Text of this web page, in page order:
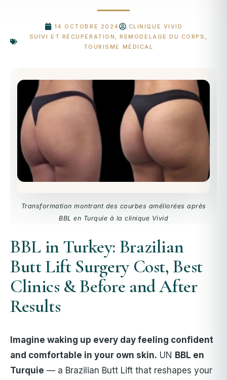
14 OCTOBRE 2024
CLINIQUE VIVID
SUIVI ET RÉCUPÉRATION ,REMODELAGE DU CORPS ,
TOURISME MÉDICAL
Transformation montrant des courbes améliorées après
BBL en Turquie à la clinique Vivid
BBL in Turkey: Brazilian
Butt Lift Surgery Cost, Best
Clinics & Before and After
Results
Imagine waking up every day feeling confident
and comfortable in your own skin. UN BBL en
Turquie — a Brazilian Butt Lift that reshapes your